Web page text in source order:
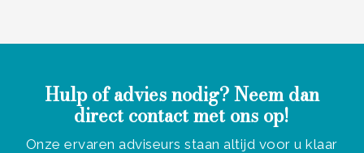
Hulp of advies nodig? Neem dan
direct contact met ons op!
Onze ervaren adviseurs staan altijd voor u klaar